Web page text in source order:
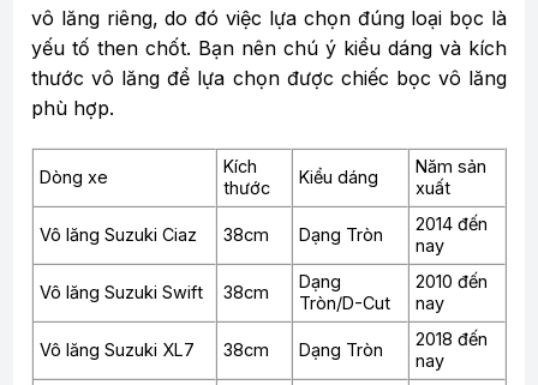
vô lăng riêng, do đó việc lựa chọn đúng loại bọc là
yếu tố then chốt. Bạn nên chú ý kiểu dáng và kích
thước vô lăng để lựa chọn được chiếc bọc vô lăng
phù hợp.
Dòng xe
Kích
thước
Kiểu dáng
Năm sản
xuất
Vô lăng Suzuki Ciaz 38cm Dạng Tròn
2014 đến
nay
Vô lăng Suzuki Swift 38cm
Dạng
Tròn/D-Cut
2010 đến
nay
Vô lăng Suzuki XL7 38cm Dạng Tròn
2018 đến
nay